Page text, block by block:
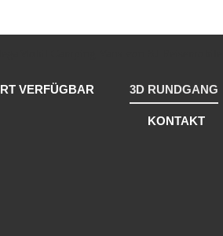
VERFÜGBAR 3D RUNDGANG
KONTAKT